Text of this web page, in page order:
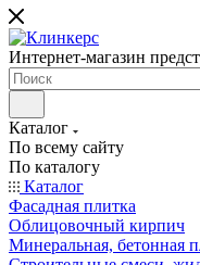
Интернет-магазин
Каталог
По всему сайту
По каталогу
Каталог
Фасадная плитка
Облицовочный кирпич
Минеральная, бетонная